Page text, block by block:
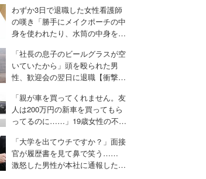
わずか3日で退職した女性看護師
の嘆き「勝手にメイクポーチの中
身を使われたり、水筒の中身を捨
「社長の息子のビールグラスが空
いていたから」頭を殴られた男
性、歓迎会の翌日に退職【衝撃エ
「親が車を買ってくれません。友
人は200万円の新車を買ってもら
ってるのに……」19歳女性の不満
「大学を出てウチですか？」面接
官が履歴書を見て鼻で笑う……
激怒した男性が本社に通報した結